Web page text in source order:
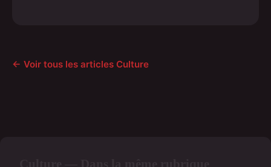
← Voir tous les articles Culture